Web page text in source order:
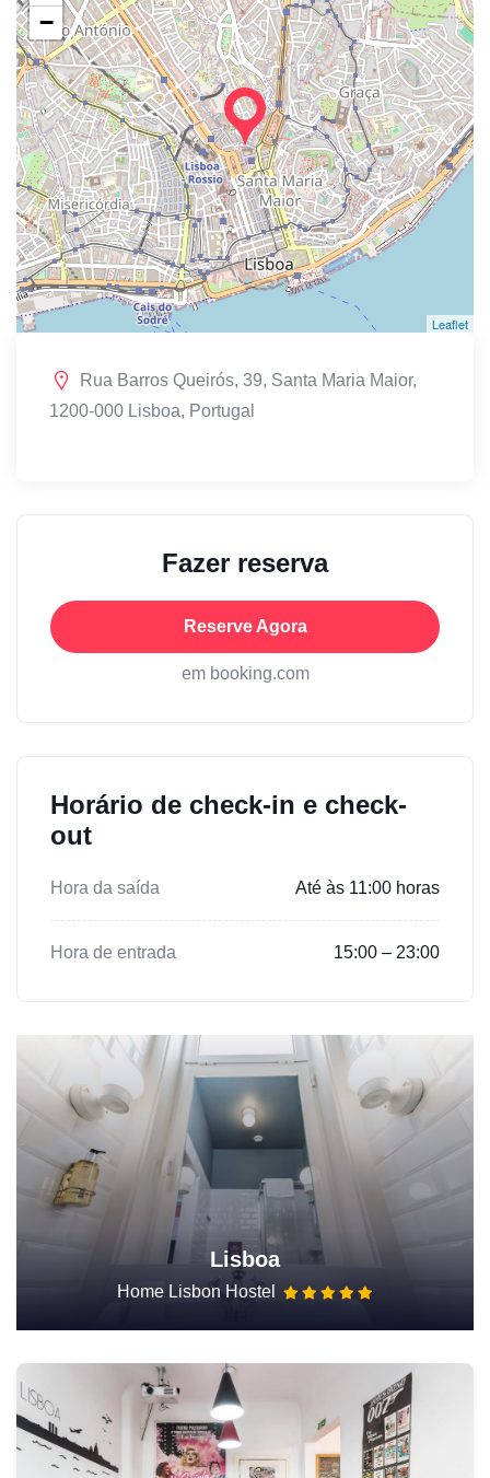
−
Leaflet
Rua Barros Queirós, 39, Santa Maria Maior,
1200-000 Lisboa, Portugal
Fazer reserva
Reserve Agora
em booking.com
Horário de check-in e check-
out
Hora da saída Até às 11:00 horas
Hora de entrada 15:00 – 23:00
Lisboa
Home Lisbon Hostel